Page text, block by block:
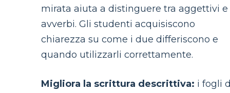
mirata aiuta a distinguere tra aggettivi e
avverbi. Gli studenti acquisiscono
chiarezza su come i due differiscono e
quando utilizzarli correttamente.
Migliora la scrittura descrittiva: i fogli